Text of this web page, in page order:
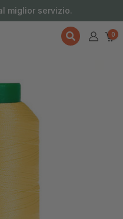
miglior servizio.
0